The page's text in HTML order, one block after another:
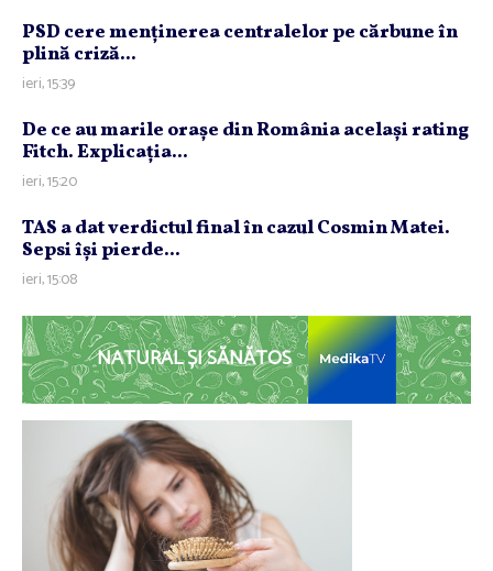
PSD cere menţinerea centralelor pe cărbune în
plină criză...
ieri, 15:39
De ce au marile oraşe din România acelaşi rating
Fitch. Explicaţia...
ieri, 15:20
TAS a dat verdictul final în cazul Cosmin Matei.
Sepsi îşi pierde...
ieri, 15:08
NATURAL ȘI SĂNĂTOS